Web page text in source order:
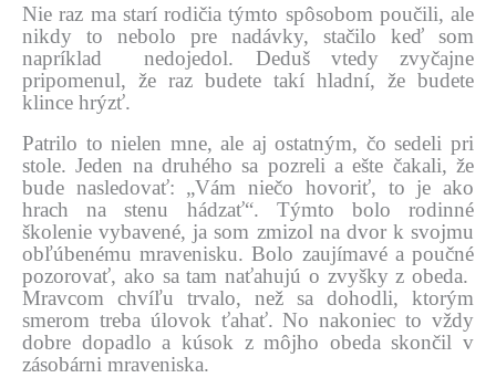
Nie raz ma starí rodičia týmto spôsobom poučili, ale
nikdy to nebolo pre nadávky, stačilo keď som
napríklad nedojedol. Deduš vtedy zvyčajne
pripomenul, že raz budete takí hladní, že budete
klince hrýzť.
Patrilo to nielen mne, ale aj ostatným, čo sedeli pri
stole. Jeden na druhého sa pozreli a ešte čakali, že
bude nasledovať: „Vám niečo hovoriť, to je ako
hrach na stenu hádzať“. Týmto bolo rodinné
školenie vybavené, ja som zmizol na dvor k svojmu
obľúbenému mravenisku. Bolo zaujímavé a poučné
pozorovať, ako sa tam naťahujú o zvyšky z obeda.
Mravcom chvíľu trvalo, než sa dohodli, ktorým
smerom treba úlovok ťahať. No nakoniec to vždy
dobre dopadlo a kúsok z môjho obeda skončil v
zásobárni mraveniska.